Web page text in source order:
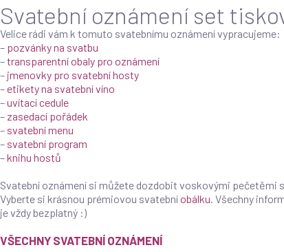
Svatební oznámení set
Velice rádi vám k tomuto svatebnímu oznámení vypracujeme:
– pozvánky na svatbu
–transparentní obaly pro oznámení
– jmenovky pro svatební hosty
–etikety na svatební víno
–uvítací cedule
– zasedací pořádek
– svatební menu
– svatební program
–knihu hostů
Svatební oznámení si můžete dozdobit voskovými pečetěmi s
Vyberte si krásnou prémiovou svatebníobálku. Všechny
je vždy bezplatný :)
VŠECHNY SVATEBNÍ OZNÁMENÍ